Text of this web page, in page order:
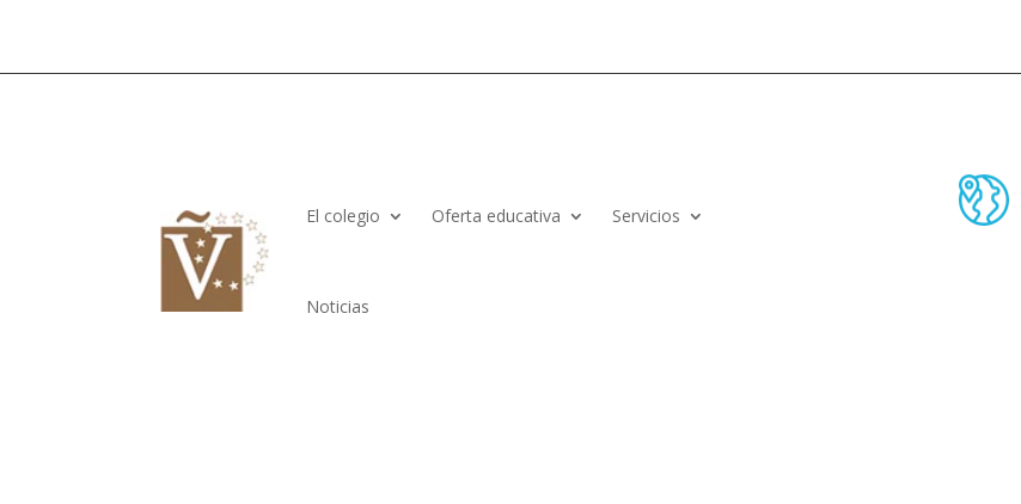
El colegio Oferta educativa Servicios
Noticias